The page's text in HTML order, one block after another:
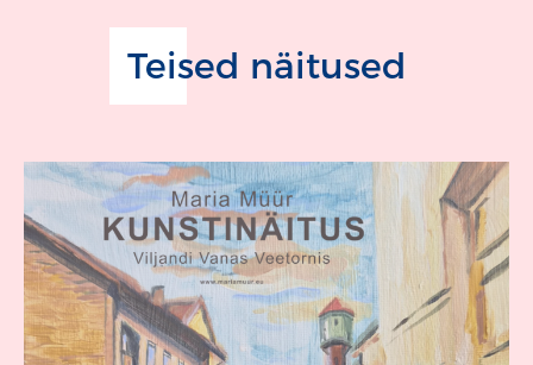
Teised näitused